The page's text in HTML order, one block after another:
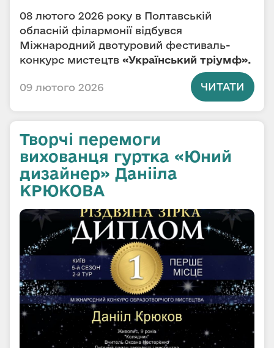
08 лютого 2026 року в Полтавській
обласній філармоніївідбувся
Міжнародний двотуровий фестиваль-
конкурс мистецтв «Український тріумф».
09 лютого 2026 ЧИТАТИ
Творчі перемоги
вихованця гуртка «Юний
дизайнер» Данііла
КРЮКОВА